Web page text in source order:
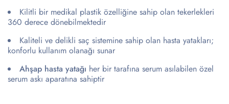
Kilitli bir medikal plastik özelliğine sahip olan tekerlekleri
360 derece dönebilmektedir
Kaliteli ve delikli saç sistemine sahip olan hasta yatakları;
konforlu kullanım olanağı sunar
Ahşap hasta yatağı her bir tarafına serum asılabilen özel
serum askı aparatına sahiptir